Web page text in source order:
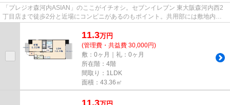
「プレジオ森河内ASIAN」のここがイチオシ。セブンイレブン 東大阪森河内西2
丁目店まで徒歩2分と近場にコンビニがあるのもポイント。共用部には敷地内ご
み置き場・エレベータなど様々...
11.3万円
(管理費・共益費 30,000円)
敷：0ヶ月｜礼：0ヶ月
所在階：4階
間取り：1LDK
面積：43.36㎡
11.3